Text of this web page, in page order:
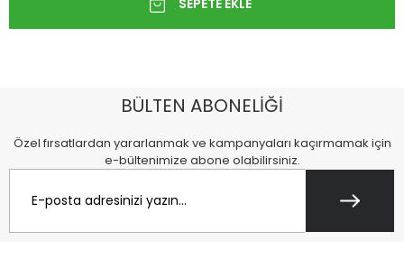
BÜLTEN ABONELİĞİ
Özel fırsatlardan yararlanmak ve kampanyaları kaçırmamak için
e-bültenimize abone olabilirsiniz.